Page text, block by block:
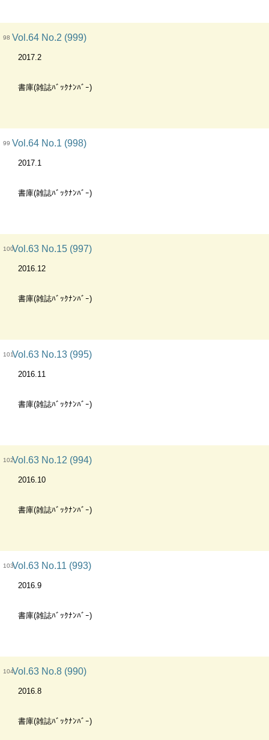
98 Vol.64 No.2 (999)
2017.2
書庫(雑誌ﾊﾞｯｸﾅﾝﾊﾞｰ)
99 Vol.64 No.1 (998)
2017.1
書庫(雑誌ﾊﾞｯｸﾅﾝﾊﾞｰ)
100Vol.63 No.15 (997)
2016.12
書庫(雑誌ﾊﾞｯｸﾅﾝﾊﾞｰ)
101Vol.63 No.13 (995)
2016.11
書庫(雑誌ﾊﾞｯｸﾅﾝﾊﾞｰ)
102Vol.63 No.12 (994)
2016.10
書庫(雑誌ﾊﾞｯｸﾅﾝﾊﾞｰ)
103Vol.63 No.11 (993)
2016.9
書庫(雑誌ﾊﾞｯｸﾅﾝﾊﾞｰ)
104Vol.63 No.8 (990)
2016.8
書庫(雑誌ﾊﾞｯｸﾅﾝﾊﾞｰ)